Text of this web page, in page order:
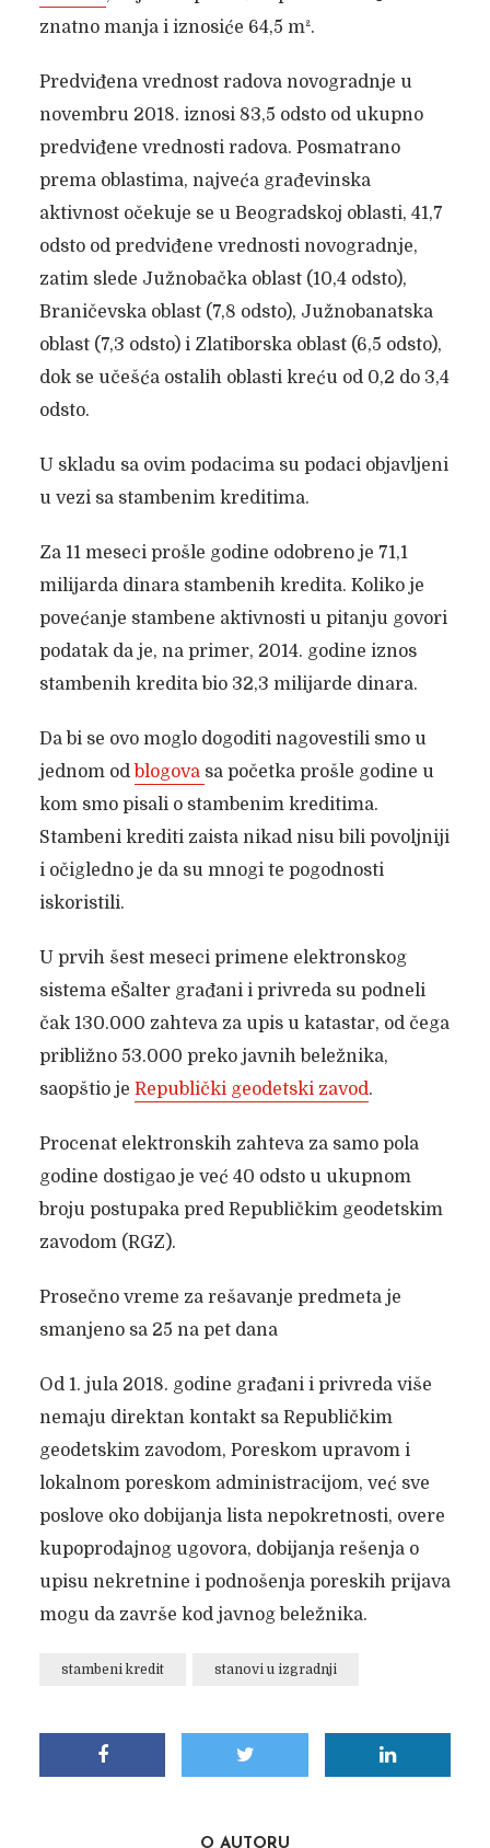
znatno manja i iznosiće 64,5 m².
Predviđena vrednost radova novogradnje u
novembru 2018. iznosi 83,5 odsto od ukupno
predviđene vrednosti radova. Posmatrano
prema oblastima, najveća građevinska
aktivnost očekuje se u Beogradskoj oblasti, 41,7
odsto od predviđene vrednosti novogradnje,
zatim slede Južnobačka oblast (10,4 odsto),
Braničevska oblast (7,8 odsto), Južnobanatska
oblast (7,3 odsto) i Zlatiborska oblast (6,5 odsto),
dok se učešća ostalih oblasti kreću od 0,2 do 3,4
odsto.
U skladu sa ovim podacima su podaci objavljeni
u vezi sa stambenim kreditima.
Za 11 meseci prošle godine odobreno je 71,1
milijarda dinara stambenih kredita. Koliko je
povećanje stambene aktivnosti u pitanju govori
podatak da je, na primer, 2014. godine iznos
stambenih kredita bio 32,3 milijarde dinara.
Da bi se ovo moglo dogoditi nagovestili smo u
jednom od blogova sa početka prošle godine u
kom smo pisali o stambenim kreditima.
Stambeni krediti zaista nikad nisu bili povoljniji
i očigledno je da su mnogi te pogodnosti
iskoristili.
U prvih šest meseci primene elektronskog
sistema eŠalter građani i privreda su podneli
čak 130.000 zahteva za upis u katastar, od čega
približno 53.000 preko javnih beležnika,
saopštio je Republički geodetski zavod.
Procenat elektronskih zahteva za samo pola
godine dostigao je već 40 odsto u ukupnom
broju postupaka pred Republičkim geodetskim
zavodom (RGZ).
Prosečno vreme za rešavanje predmeta je
smanjeno sa 25 na pet dana
Od 1. jula 2018. godine građani i privreda više
nemaju direktan kontakt sa Republičkim
geodetskim zavodom, Poreskom upravom i
lokalnom poreskom administracijom, već sve
poslove oko dobijanja lista nepokretnosti, overe
kupoprodajnog ugovora, dobijanja rešenja o
upisu nekretnine i podnošenja poreskih prijava
mogu da završe kod javnog beležnika.
stambeni kredit stanovi u izgradnji
O AUTORU